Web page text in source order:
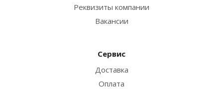
Реквизиты компании
Вакансии
Сервис
Доставка
Оплата